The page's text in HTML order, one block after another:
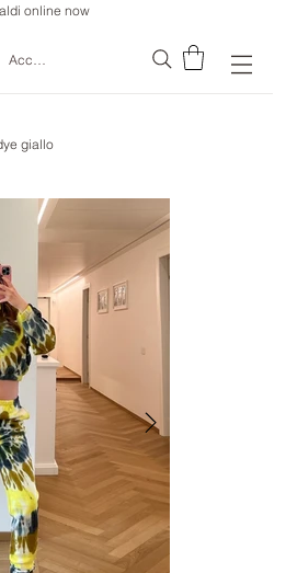
online now
Accedi
giallo